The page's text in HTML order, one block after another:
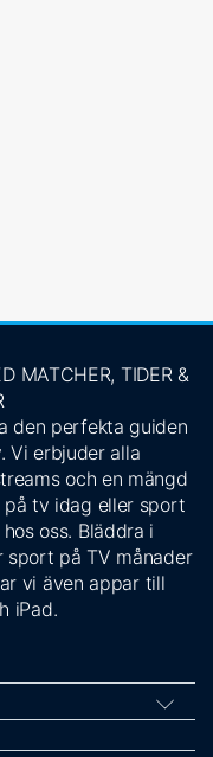
MATCHER, TIDER &
den perfekta guiden
Vi erbjuder alla
och en mängd
tv idag eller sport
oss. Bläddra i
sport på TV månader
vi även appar till
iPad.